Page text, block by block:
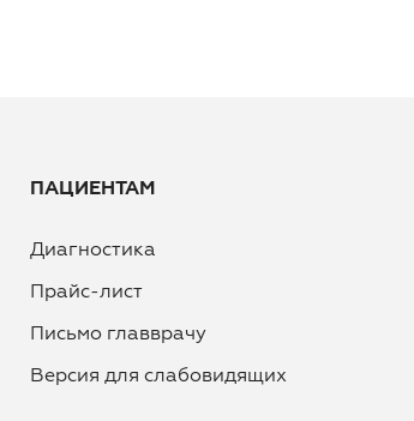
ПАЦИЕНТАМ
Диагностика
Прайс-лист
Письмо главврачу
Версия для слабовидящих